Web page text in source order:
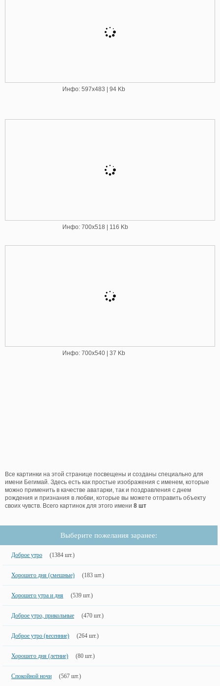
Инфо: 597х483 | 94 Kb
Инфо: 700х518 | 116 Kb
Инфо: 700х540 | 37 Kb
Все картинки на этой странице посвещены и созданы специально для
имени Бегимай. Здесь есть как простые изображения с именем, которые
можно применить в качестве аватарки, так и поздравления с днем
рождения и признания в любви, которые вы можете отправить объекту
своих чувств. Всего картинок для этого имени 8 шт
Выберите пожелания заранее:
Доброе утро (1384 шт.)
Хорошего дня (смешные) (183 шт.)
Хорошего утра и дня (539 шт.)
Доброе утро, прикольные (470 шт.)
Доброе утро (весенние) (264 шт.)
Хорошего дня (летние) (80 шт.)
Спокойной ночи (567 шт.)